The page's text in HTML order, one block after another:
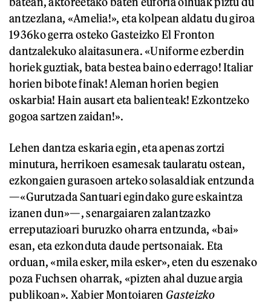
antzezlana, «Amelia!», eta kolpean aldatu du giroa
1936ko gerra osteko Gasteizko El Fronton
dantzalekuko alaitasunera. «Uniforme ezberdin
horiek guztiak, bata bestea baino ederrago! Italiar
horien bibote finak! Aleman horien begien
oskarbia! Hain ausart eta balienteak! Ezkontzeko
gogoa sartzen zaidan!».
Lehen dantza eskaria egin, eta apenas zortzi
minutura, herrikoen esamesak taularatu ostean,
ezkongaien gurasoen arteko solasaldiak entzunda
—«Gurutzada Santuari egindako gure eskaintza
izanen dun»—, senargaiaren zalantzazko
erreputazioari buruzko oharra entzunda, «bai»
esan, eta ezkonduta daude pertsonaiak. Eta
orduan, «mila esker, mila esker», eten du eszenako
poza Fuchsen oharrak, «pizten ahal duzue argia
publikoan». Xabier Montoiaren Gasteizko